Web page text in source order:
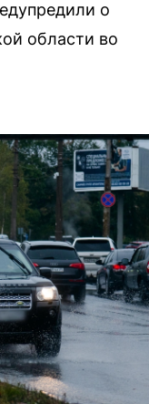
о
области во